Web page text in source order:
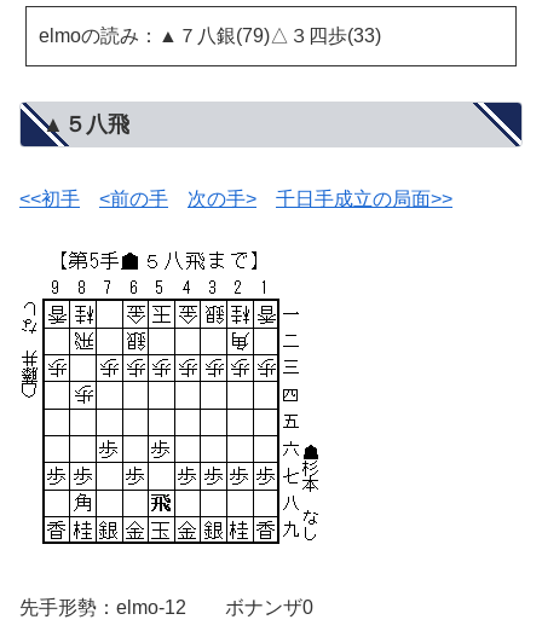
elmoの読み：▲７八銀(79)△３四歩(33)
▲５八飛
<<初手 <前の手 次の手> 千日手成立の局面>>
先手形勢：elmo-12 ボナンザ0